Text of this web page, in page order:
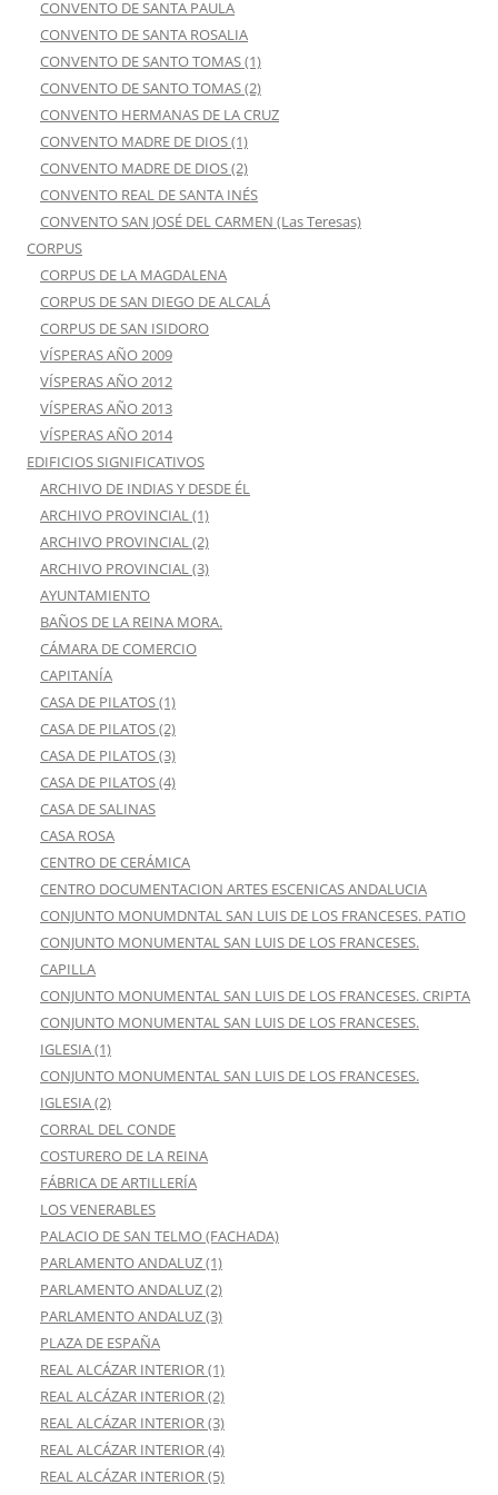
CONVENTO DE SANTA PAULA
CONVENTO DE SANTA ROSALIA
CONVENTO DE SANTO TOMAS (1)
CONVENTO DE SANTO TOMAS (2)
CONVENTO HERMANAS DE LA CRUZ
CONVENTO MADRE DE DIOS (1)
CONVENTO MADRE DE DIOS (2)
CONVENTO REAL DE SANTA INÉS
CONVENTO SAN JOSÉ DEL CARMEN (Las Teresas)
CORPUS
CORPUS DE LA MAGDALENA
CORPUS DE SAN DIEGO DE ALCALÁ
CORPUS DE SAN ISIDORO
VÍSPERAS AÑO 2009
VÍSPERAS AÑO 2012
VÍSPERAS AÑO 2013
VÍSPERAS AÑO 2014
EDIFICIOS SIGNIFICATIVOS
ARCHIVO DE INDIAS Y DESDE ÉL
ARCHIVO PROVINCIAL (1)
ARCHIVO PROVINCIAL (2)
ARCHIVO PROVINCIAL (3)
AYUNTAMIENTO
BAÑOS DE LA REINA MORA.
CÁMARA DE COMERCIO
CAPITANÍA
CASA DE PILATOS (1)
CASA DE PILATOS (2)
CASA DE PILATOS (3)
CASA DE PILATOS (4)
CASA DE SALINAS
CASA ROSA
CENTRO DE CERÁMICA
CENTRO DOCUMENTACION ARTES ESCENICAS ANDALUCIA
CONJUNTO MONUMDNTAL SAN LUIS DE LOS FRANCESES. PATIO
CONJUNTO MONUMENTAL SAN LUIS DE LOS FRANCESES.
CAPILLA
CONJUNTO MONUMENTAL SAN LUIS DE LOS FRANCESES. CRIPTA
CONJUNTO MONUMENTAL SAN LUIS DE LOS FRANCESES.
IGLESIA (1)
CONJUNTO MONUMENTAL SAN LUIS DE LOS FRANCESES.
IGLESIA (2)
CORRAL DEL CONDE
COSTURERO DE LA REINA
FÁBRICA DE ARTILLERÍA
LOS VENERABLES
PALACIO DE SAN TELMO (FACHADA)
PARLAMENTO ANDALUZ (1)
PARLAMENTO ANDALUZ (2)
PARLAMENTO ANDALUZ (3)
PLAZA DE ESPAÑA
REAL ALCÁZAR INTERIOR (1)
REAL ALCÁZAR INTERIOR (2)
REAL ALCÁZAR INTERIOR (3)
REAL ALCÁZAR INTERIOR (4)
REAL ALCÁZAR INTERIOR (5)